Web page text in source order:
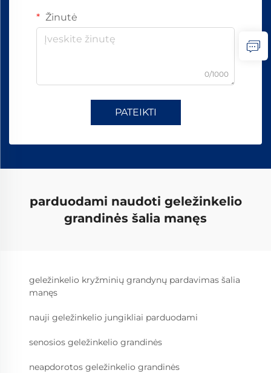
Žinutė
0/1000
PATEIKTI
parduodami naudoti geležinkelio
grandinės šalia manęs
geležinkelio kryžminių grandynų pardavimas šalia
manęs
nauji geležinkelio jungikliai parduodami
senosios geležinkelio grandinės
neapdorotos geležinkelio grandinės